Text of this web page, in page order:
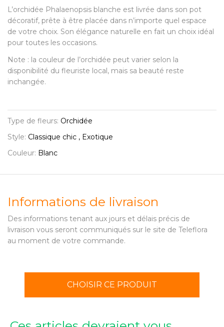
L’orchidée Phalaenopsis blanche est livrée dans son pot
décoratif, prête à être placée dans n’importe quel espace
de votre choix. Son élégance naturelle en fait un choix idéal
pour toutes les occasions.
Note : la couleur de l’orchidée peut varier selon la
disponibilité du fleuriste local, mais sa beauté reste
inchangée.
Type de fleurs: Orchidée
Style: Classique chic , Exotique
Couleur: Blanc
Informations de livraison
Des informations tenant aux jours et délais précis de
livraison vous seront communiqués sur le site de Teleflora
au moment de votre commande.
CHOISIR CE PRODUIT